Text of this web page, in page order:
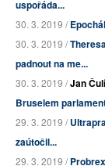
uspořáda...
30. 3. 2019 /
30. 3. 2019 /
padnout na me...
30. 3. 2019 /Jan
Bruselem
29. 3. 2019 /
zaútočil...
29. 3. 2019 /